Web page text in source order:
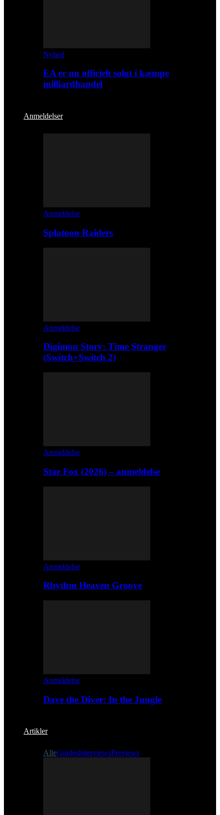
Nyhed
EA er nu officielt solgt i kæmpe
milliardhandel
Anmeldelser
Anmeldelse
Splatoon Raiders
Anmeldelse
Digimon Story: Time Stranger
(Switch+Switch 2)
Anmeldelse
Star Fox (2026) – anmeldelse
Anmeldelse
Rhythm Heaven Groove
Anmeldelse
Dave the Diver: In the Jungle
Artikler
AlleGuidesInterviewsPreviews